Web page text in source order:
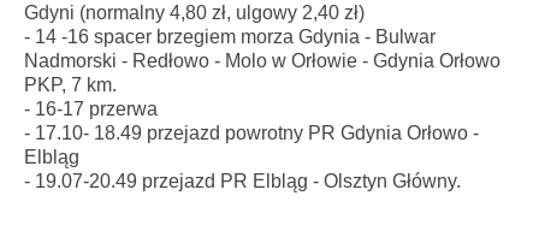
Gdyni (normalny 4,80 zł, ulgowy 2,40 zł)
- 14 -16 spacer brzegiem morza Gdynia - Bulwar
Nadmorski - Redłowo - Molo w Orłowie - Gdynia Orłowo
PKP, 7 km.
- 16-17 przerwa
- 17.10- 18.49 przejazd powrotny PR Gdynia Orłowo -
Elbląg
- 19.07-20.49 przejazd PR Elbląg - Olsztyn Główny.